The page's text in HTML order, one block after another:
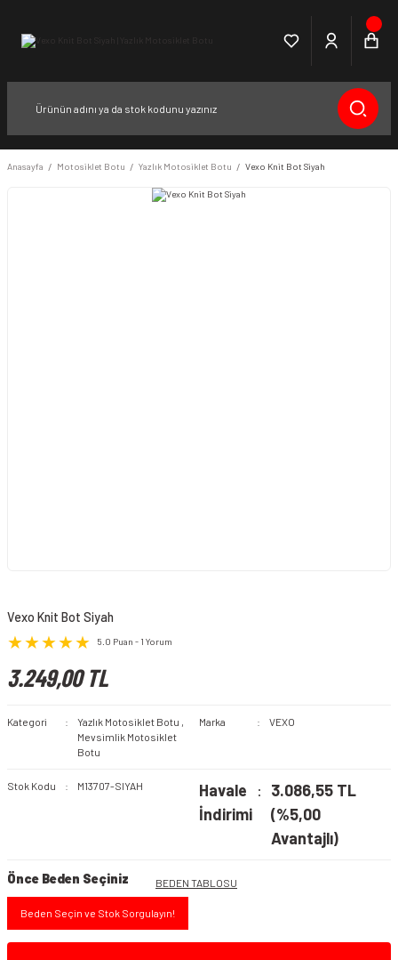
Anasayfa Motosiklet Botu Yazlık Motosiklet Botu Vexo Knit Bot Siyah
Vexo Knit Bot Siyah
5.0 Puan - 1 Yorum
3.249,00 TL
Kategori Yazlık Motosiklet Botu ,
Mevsimlik Motosiklet
Botu
Marka VEXO
Stok Kodu M13707-SIYAH
Havale
İndirimi
3.086,55 TL
(%5,00
Avantajlı)
Önce Beden Seçiniz BEDEN TABLOSU
Beden Seçin ve Stok Sorgulayın!